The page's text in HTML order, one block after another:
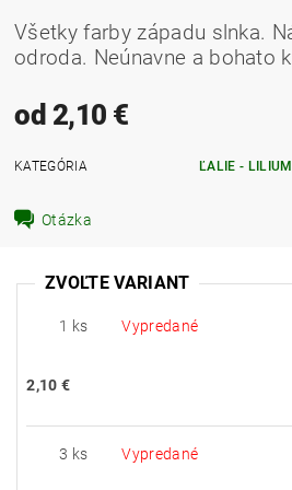
Všetky farby západu slnka.
odroda. Neúnavne a bohato
od 2,10 €
KATEGÓRIA ĽALIE - LILIUM
Otázka
ZVOĽTE VARIANT
1 ks Vypredané
2,10 €
3 ks Vypredané